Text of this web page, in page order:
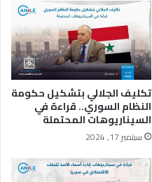
تكليف الجلالي بتشكيل حكومة
النظام السوري.. قراءة في
السيناريوهات المحتملة
سبتمبر 17, 2024